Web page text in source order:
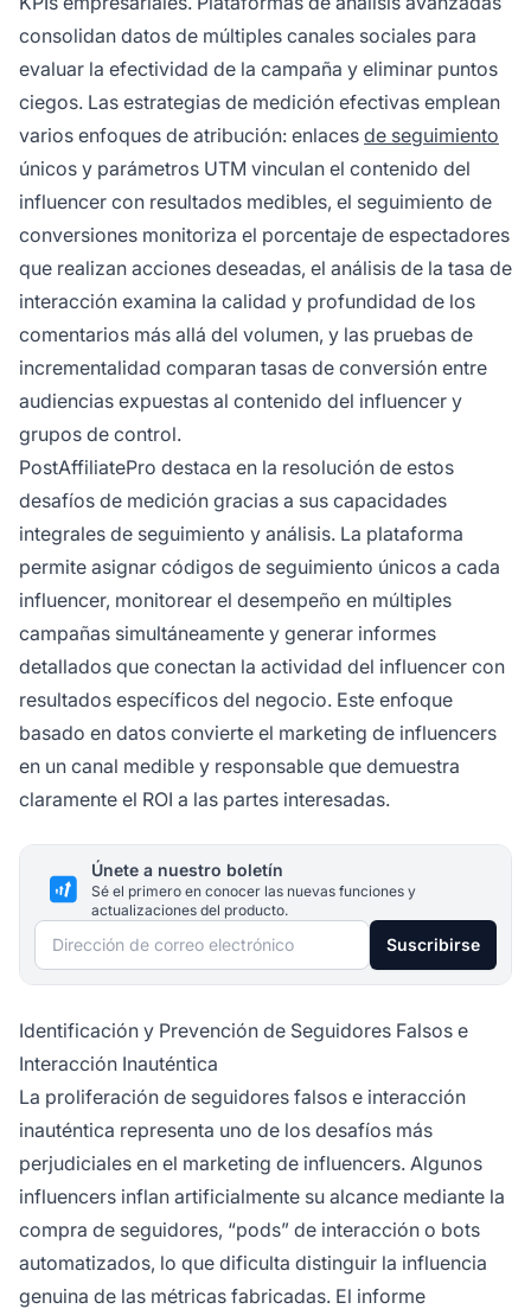
consolidan datos de múltiples canales sociales para
evaluar la efectividad de la campaña y eliminar puntos
ciegos. Las estrategias de medición efectivas emplean
varios enfoques de atribución: enlaces de seguimiento
únicos y parámetros UTM vinculan el contenido del
influencer con resultados medibles, el seguimiento de
conversiones monitoriza el porcentaje de espectadores
que realizan acciones deseadas, el análisis de la tasa de
interacción examina la calidad y profundidad de los
comentarios más allá del volumen, y las pruebas de
incrementalidad comparan tasas de conversión entre
audiencias expuestas al contenido del influencer y
grupos de control.
PostAffiliatePro destaca en la resolución de estos
desafíos de medición gracias a sus capacidades
integrales de seguimiento y análisis. La plataforma
permite asignar códigos de seguimiento únicos a cada
influencer, monitorear el desempeño en múltiples
campañas simultáneamente y generar informes
detallados que conectan la actividad del influencer con
resultados específicos del negocio. Este enfoque
basado en datos convierte el marketing de influencers
en un canal medible y responsable que demuestra
claramente el ROI a las partes interesadas.
Únete a nuestro boletín
Sé el primero en conocer las nuevas funciones y
actualizaciones del producto.
Dirección de correo electrónico Suscribirse
Identificación y Prevención de Seguidores Falsos e
Interacción Inauténtica
La proliferación de seguidores falsos e interacción
inauténtica representa uno de los desafíos más
perjudiciales en el marketing de influencers. Algunos
influencers inflan artificialmente su alcance mediante la
compra de seguidores, “pods” de interacción o bots
automatizados, lo que dificulta distinguir la influencia
genuina de las métricas fabricadas. El informe